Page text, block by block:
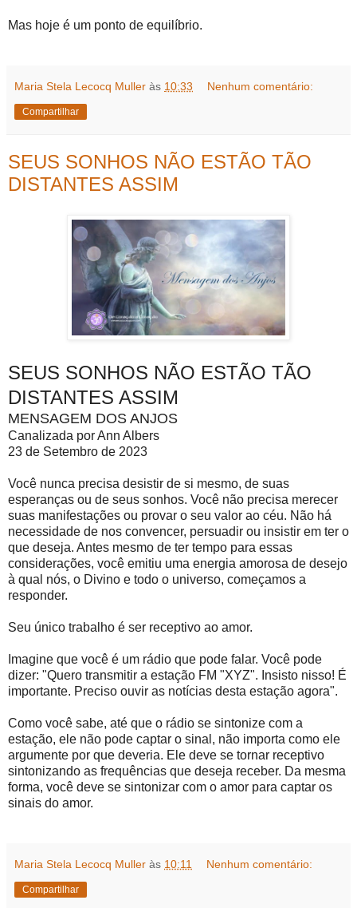
Mas hoje é um ponto de equilíbrio.
Maria Stela Lecocq Muller às 10:33 Nenhum comentário:
Compartilhar
SEUS SONHOS NÃO ESTÃO TÃO
DISTANTES ASSIM
SEUS SONHOS NÃO ESTÃO TÃO
DISTANTES ASSIM
MENSAGEM DOS ANJOS
Canalizada por Ann Albers
23 de Setembro de 2023
Você nunca precisa desistir de si mesmo, de suas
esperanças ou de seus sonhos. Você não precisa merecer
suas manifestações ou provar o seu valor ao céu. Não há
necessidade de nos convencer, persuadir ou insistir em ter o
que deseja. Antes mesmo de ter tempo para essas
considerações, você emitiu uma energia amorosa de desejo
à qual nós, o Divino e todo o universo, começamos a
responder.
Seu único trabalho é ser receptivo ao amor.
Imagine que você é um rádio que pode falar. Você pode
dizer: "Quero transmitir a estação FM "XYZ". Insisto nisso! É
importante. Preciso ouvir as notícias desta estação agora".
Como você sabe, até que o rádio se sintonize com a
estação, ele não pode captar o sinal, não importa como ele
argumente por que deveria. Ele deve se tornar receptivo
sintonizando as frequências que deseja receber. Da mesma
forma, você deve se sintonizar com o amor para captar os
sinais do amor.
Maria Stela Lecocq Muller às 10:11 Nenhum comentário:
Compartilhar